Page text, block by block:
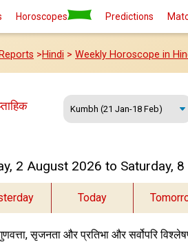
Horoscopes Predictions
>Hindi > Weekly Horoscope in
2 August 2026 to Saturday,
Today
सृजनता और प्रतिभा और सर्वोपरि